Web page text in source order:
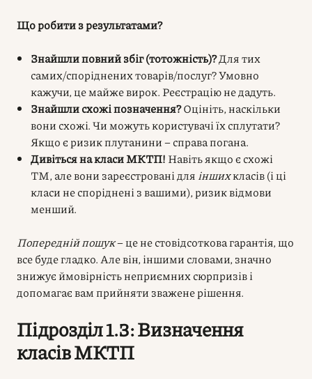
Що робити з результатами?
Знайшли повний збіг (тотожність)?Для тих
самих/споріднених товарів/послуг? Умовно
кажучи, це майже вирок. Реєстрацію не дадуть.
Знайшли схожі позначення?Оцініть, наскільки
вони схожі. Чи можуть користувачі їх сплутати?
Якщо є ризик плутанини – справа погана.
Дивіться на класи МКТП! Навіть якщо є схожі
ТМ, але вони зареєстровані для іншихкласів (і ці
класи не споріднені з вашими), ризик відмови
менший.
Попередній пошук– це не стовідсоткова гарантія, що
все буде гладко. Але він, іншими словами, значно
знижує ймовірність неприємних сюрпризів і
допомагає вам прийняти зважене рішення.
Підрозділ 1.3: Визначення
класів МКТП